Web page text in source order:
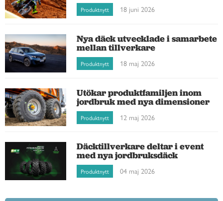
Produktnytt 18 juni 2026
Nya däck utvecklade i samarbete
mellan tillverkare
Produktnytt 18 maj 2026
Utökar produktfamiljen inom
jordbruk med nya dimensioner
Produktnytt 12 maj 2026
Däcktillverkare deltar i event
med nya jordbruksdäck
Produktnytt 04 maj 2026